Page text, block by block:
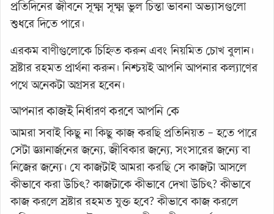
প্রতিদিনের জীবনে সূক্ষ্ম সূক্ষ্ম ভুল চিন্তা ভাবনা অভ্যাসগুলো
শুধরে দিতে পারে।
এরকম বাণীগুলোকে চিহ্নিত করুন এবং নিয়মিত চোখ বুলান।
স্রষ্টার রহমত প্রার্থনা করুন। নিশ্চয়ই আপনি আপনার কল্যাণের
পথে অনেকটা অগ্রসর হবেন।
আপনার কাজই নির্ধারণ করবে আপনি কে
আমরা সবাই কিছু না কিছু কাজ করছি প্রতিনিয়ত – হতে পারে
সেটা জ্ঞানার্জনের জন্যে, জীবিকার জন্যে, সংসারের জন্যে বা
নিজের জন্যে। যে কাজটাই আমরা করছি সে কাজটা আসলে
কীভাবে করা উচিৎ? কাজটাকে কীভাবে দেখা উচিৎ? কীভাবে
কাজ করলে স্রষ্টার রহমত যুক্ত হবে? কীভাবে কাজ করলে